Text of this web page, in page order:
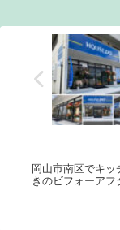
弊社のスタイルです。
ムは新築とは比べ...
岡山市南区でキ
きのビフォーアフ